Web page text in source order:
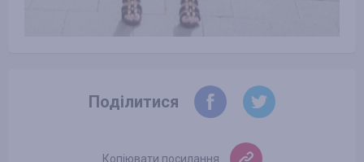
Поділитися
Копіювати посилання